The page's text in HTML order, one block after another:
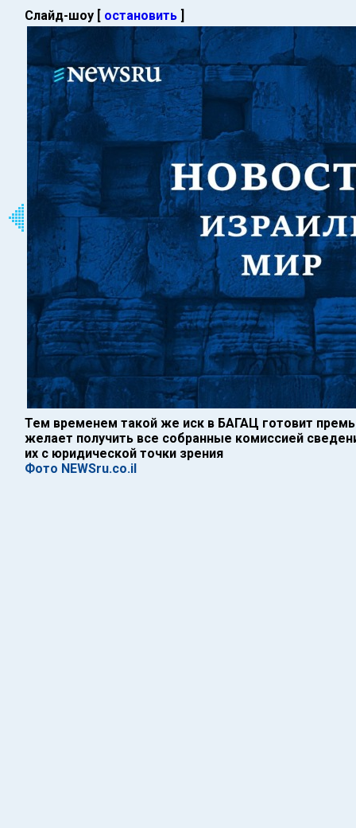
Слайд-шоу [ остановить ]
Тем временем такой же иск в БАГАЦ готовит
желает получить все собранные комиссией
их с юридической точки зрения
Фото NEWSru.co.il